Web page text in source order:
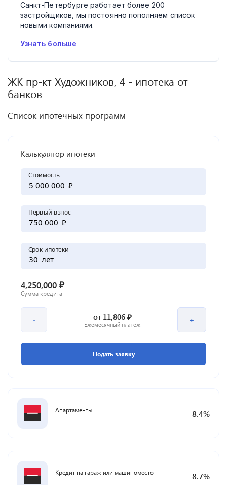
Санкт-Петербурге работает более 200
застройщиков, мы постоянно пополняем список
новыми компаниями.
Узнать больше
ЖК пр-кт Художников, 4 - ипотека от
банков
Список ипотечных программ
Калькулятор ипотеки
Стоимость
₽
Первый взнос
₽
Срок ипотеки
лет
4,250,000 ₽
Сумма кредита
- от 11,806 ₽
Ежемесячный платеж +
Подать заявку
Апартаменты 8.4%
Кредит на гараж или машиноместо 8.7%